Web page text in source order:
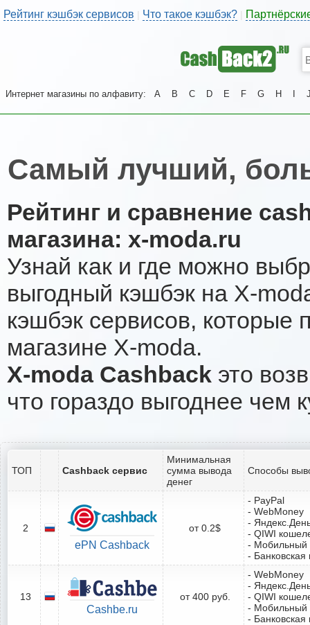
Рейтинг кэшбэк сервисов | Что такое кэшбэк?
Интернет магазины по алфавиту: A B C D E F G H
Самый лучший,
Рейтинг и сравнение
магазина: x-moda.ru
Узнай как и где можно
выгодный кэшбэк на X-
кэшбэк сервисов, которые
магазине X-moda.
X-moda Cashback это
что гораздо выгоднее чем
ТОП Cashback сервис
Минимальная
сумма вывода
денег
Способы
2
ePN Cashback
от 0.2$
- PayPal
- WebMoney
-
- QIWI
- Мобильный
- Банковская
13
Cashbe.ru
от 400 руб.
- WebMoney
-
- QIWI
- Мобильный
- Банковская